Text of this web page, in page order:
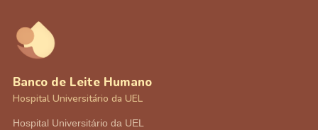
Banco de Leite Humano
Hospital Universitário da UEL
Hospital Universitário da UEL